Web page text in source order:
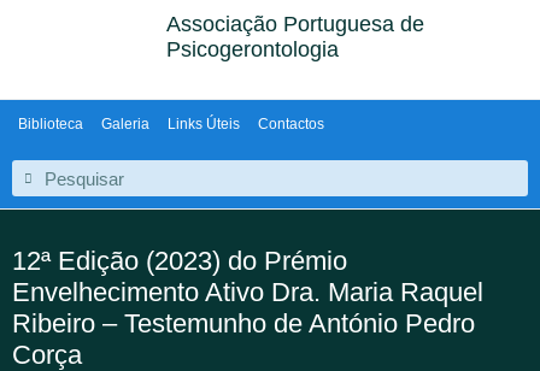
Associação Portuguesa de
Psicogerontologia
Biblioteca Galeria Links Úteis Contactos
12ª Edição (2023) do Prémio
Envelhecimento Ativo Dra. Maria Raquel
Ribeiro – Testemunho de António Pedro
Corça